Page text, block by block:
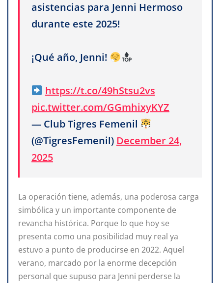
asistencias para Jenni Hermoso
durante este 2025!
¡Qué año, Jenni!
https://t.co/49hStsu2vs
pic.twitter.com/GGmhixyKYZ
— Club Tigres Femenil
(@TigresFemenil) December 24,
2025
La operación tiene, además, una poderosa carga
simbólica y un importante componente de
revancha histórica. Porque lo que hoy se
presenta como una posibilidad muy real ya
estuvo a punto de producirse en 2022. Aquel
verano, marcado por la enorme decepción
personal que supuso para Jenni perderse la